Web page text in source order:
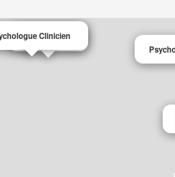
Psychologue
Clinicien